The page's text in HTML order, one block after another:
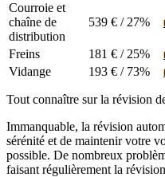
Courroie et
chaîne de
distribution
539 € / 27%
Freins 181 € / 25%
Vidange 193 € / 73%
Tout connaître sur la révision
Immanquable, la révision
sérénité et de maintenir votre
possible. De nombreux
faisant régulièrement la